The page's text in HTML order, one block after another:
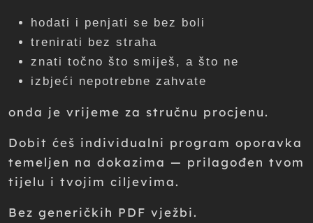
hodati i penjati se bez boli
trenirati bez straha
znati točno što smiješ, a što ne
izbjeći nepotrebne zahvate
onda je vrijeme za stručnu procjenu.
Dobit ćeš individualni program oporavka
temeljen na dokazima — prilagođen tvom
tijelu i tvojim ciljevima.
Bez generičkih PDF vježbi.